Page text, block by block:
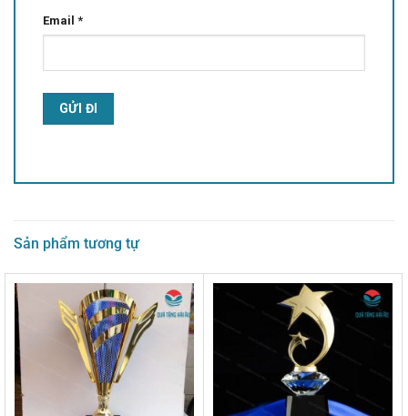
Email *
Sản phẩm tương tự